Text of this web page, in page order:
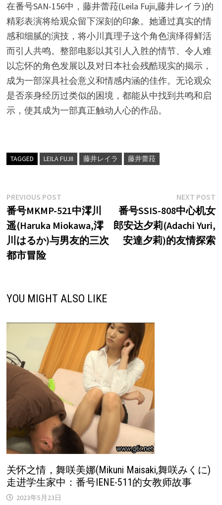
在番号SAN-156中，藤井蕾菈(Leila Fujii,藤井レイラ)的
精彩表演将给观众留下深刻的印象。她通过真实的情
感和细腻的演技，将小川真理子这个角色演绎得鲜活
而引人共鸣。整部电影以其引人入胜的情节、令人难
以忘怀的角色发展以及对日本社会残酷现实的揭示，
成为一部深具社会意义和情感内涵的佳作。无论观众
是否亲身经历过类似的困境，都能从中找到共鸣和启
示，使其成为一部真正触动人心的作品。
TAGGED LEILA FUJII 藤井レイラ 藤井蕾菈
文
章
导
航
PREVIOUS POSTPrevious
post:
番号MKMP-521中澪川
遥(Haruka Miokawa,澪
川はるか)与男友的三次
都市冒险
NEXT POST
番号SSIS-808中心机女
郎安达夕莉(Adachi Yuri,
安達夕莉)的友情探索
YOU MIGHT ALSO LIKE
关怀之情，舞咲美娜(Mikuni Maisaki,舞咲みくに)
走进学生家中：番号IENE-511的女教师故事
2023年5月23日